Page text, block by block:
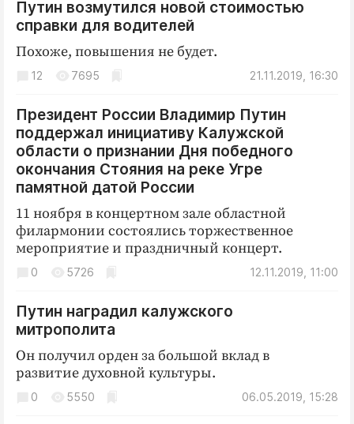
Путин возмутился новой стоимостью
справки для водителей
Похоже, повышения не будет.
21.11.2019, 16:30
12 7695
Президент России Владимир Путин
поддержал инициативу Калужской
области о признании Дня победного
окончания Стояния на реке Угре
памятной датой России
11 ноября в концертном зале областной
филармонии состоялись торжественное
мероприятие и праздничный концерт.
12.11.2019, 11:00
0 5726
Путин наградил калужского
митрополита
Он получил орден за большой вклад в
развитие духовной культуры.
06.05.2019, 15:28
0 5550